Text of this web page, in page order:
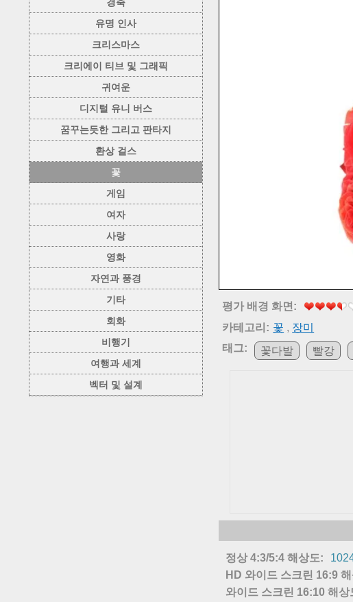
유명 인사
크리스마스
크리에이 티브 및 그래픽
귀여운
디지털 유니 버스
꿈꾸는듯한 그리고 판타지
환상 걸스
꽃
게임
여자
사랑
영화
자연과 풍경
기타
회화
비행기
여행과 세계
벡터 및 설계
평가 배경 화면:
카테고리: 꽃 , 장미
태그:
꽃다발 빨강
정상 4:3/5:4 해상도:
HD 와이드 스크린 16:9
와이드 스크린 16:10 해상